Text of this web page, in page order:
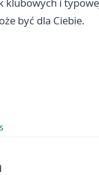
być dla Ciebie.